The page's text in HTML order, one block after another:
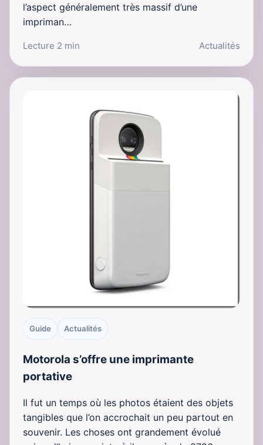
l’aspect généralement très massif d’une
impriman…
Lecture 2 min Actualités
Guide Actualités
Motorola s’offre une imprimante
portative
Il fut un temps où les photos étaient des objets
tangibles que l’on accrochait un peu partout en
souvenir. Les choses ont grandement évolué